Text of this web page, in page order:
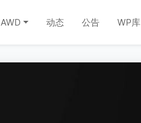
AWD 动态 公告 WP库